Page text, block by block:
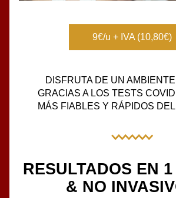
9€/u + IVA (10,80€)
DISFRUTA DE UN
GRACIAS A LOS TESTS
MÁS FIABLES Y RÁPIDOS
RESULTADOS EN
& NO